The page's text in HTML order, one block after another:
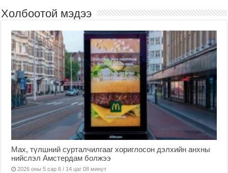
Холбоотой мэдээ
Мах, түлшний сурталчилгааг хориглосон дэлхийн анхны
нийслэл Амстердам болжээ
2026 оны 5 сар 6 / 14 цаг 08 минут